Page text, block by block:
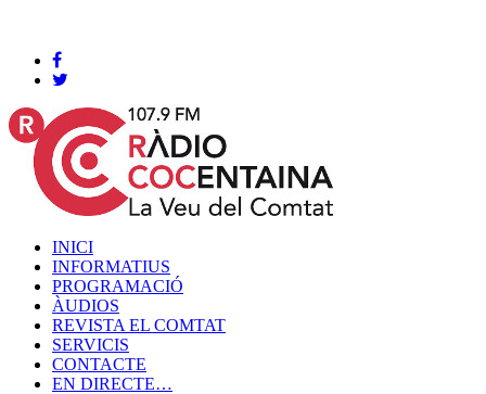
INICI
INFORMATIUS
PROGRAMACIÓ
ÀUDIOS
REVISTA EL COMTAT
SERVICIS
CONTACTE
EN DIRECTE…